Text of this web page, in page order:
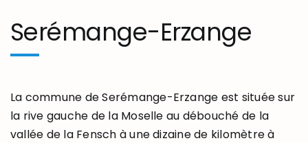
Serémange-Erzange
La commune de Serémange-Erzange est située sur
la rive gauche de la Moselle au débouché de la
vallée de la Fensch à une dizaine de kilomètre à